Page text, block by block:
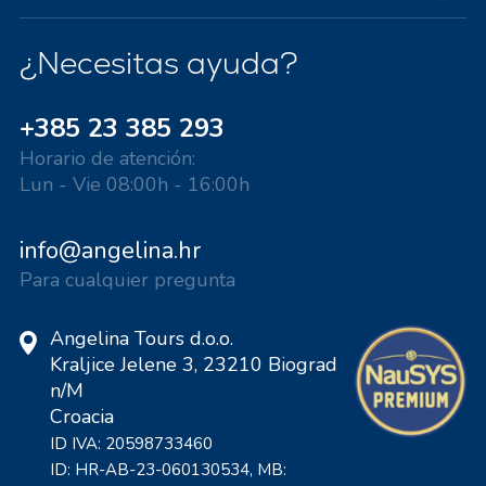
¿Necesitas ayuda?
+385 23 385 293
Horario de atención:
Lun - Vie 08:00h - 16:00h
info@angelina.hr
Para cualquier pregunta
Angelina Tours d.o.o.
Kraljice Jelene 3, 23210 Biograd
n/M
Croacia
ID IVA: 20598733460
ID: HR-AB-23-060130534, MB: